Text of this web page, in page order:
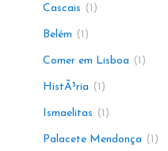
Cascais 1
Belém 1
Comer em Lisboa 1
HistÃ³ria 1
Ismaelitas 1
Palacete Mendonça 1